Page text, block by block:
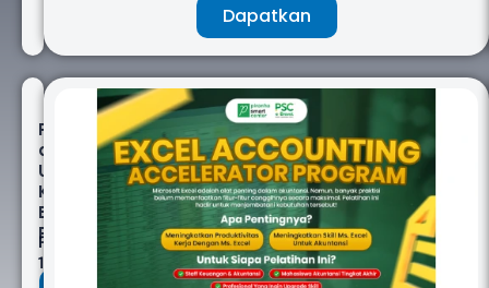
Dapatkan
Pelatihan
dan
Uji
Kompetensi
BNSP
Perpajakan
Rp
1.500.000